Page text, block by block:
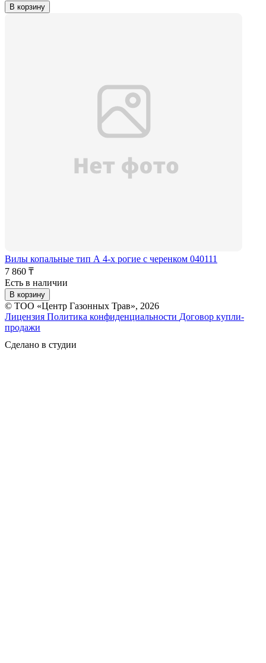
В корзину
Вилы копальные тип А 4-х рогие с черенком 040111
7 860 ₸
Есть в наличии
В корзину
© ТОО «Центр Газонных Трав», 2026
Лицензия Политика конфиденциальности Договор купли-
продажи
Сделано в студии